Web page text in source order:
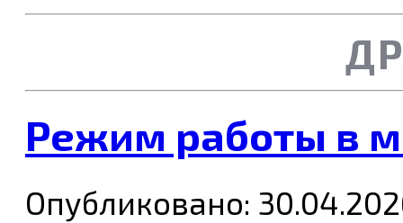
Режим работы в
Опубликовано: